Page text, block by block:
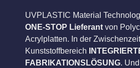
UVPLASTIC Material
ONE-STOP Lieferant von
Acrylplatten. In der
Kunststoffbereich
FABRIKATIONSLÖSUNG.